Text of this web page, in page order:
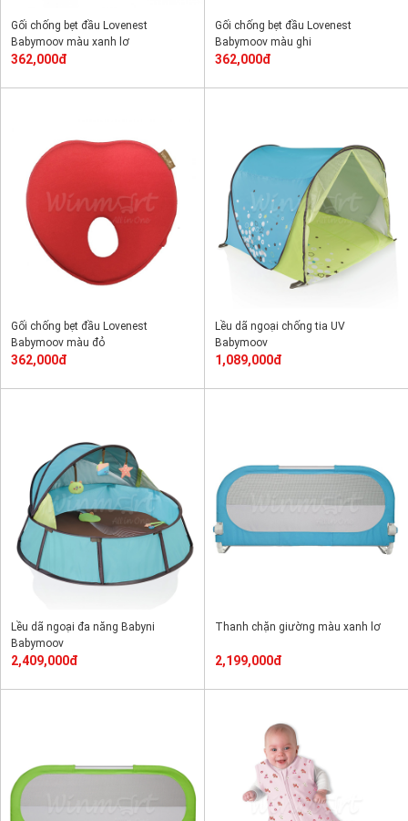
Gối chống bẹt đầu Lovenest
Babymoov màu xanh lơ
362,000đ
Gối chống bẹt đầu Lovenest
Babymoov màu ghi
362,000đ
Gối chống bẹt đầu Lovenest
Babymoov màu đỏ
362,000đ
Lều dã ngoại chống tia UV
Babymoov
1,089,000đ
Lều dã ngoại đa năng Babyni
Babymoov
2,409,000đ
Thanh chặn giường màu xanh lơ
2,199,000đ